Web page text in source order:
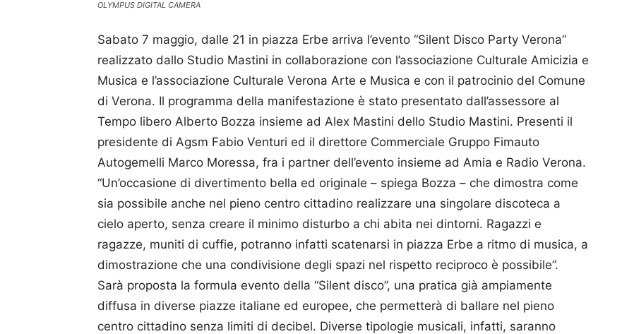
OLYMPUS DIGITAL CAMERA
Sabato 7 maggio, dalle 21 in piazza Erbe arriva l’evento “Silent Disco Party Verona”
realizzato dallo Studio Mastini in collaborazione con l’associazione Culturale Amicizia e
Musica e l’associazione Culturale Verona Arte e Musica e con il patrocinio del Comune
di Verona. Il programma della manifestazione è stato presentato dall’assessore al
Tempo libero Alberto Bozza insieme ad Alex Mastini dello Studio Mastini. Presenti il
presidente di Agsm Fabio Venturi ed il direttore Commerciale Gruppo Fimauto
Autogemelli Marco Moressa, fra i partner dell’evento insieme ad Amia e Radio Verona.
“Un’occasione di divertimento bella ed originale – spiega Bozza – che dimostra come
sia possibile anche nel pieno centro cittadino realizzare una singolare discoteca a
cielo aperto, senza creare il minimo disturbo a chi abita nei dintorni. Ragazzi e
ragazze, muniti di cuffie, potranno infatti scatenarsi in piazza Erbe a ritmo di musica, a
dimostrazione che una condivisione degli spazi nel rispetto reciproco è possibile”.
Sarà proposta la formula evento della “Silent disco”, una pratica già ampiamente
diffusa in diverse piazze italiane ed europee, che permetterà di ballare nel pieno
centro cittadino senza limiti di decibel. Diverse tipologie musicali, infatti, saranno